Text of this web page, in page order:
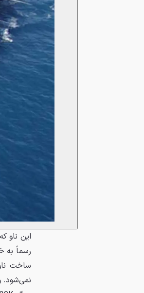
رسماً به
ساخت